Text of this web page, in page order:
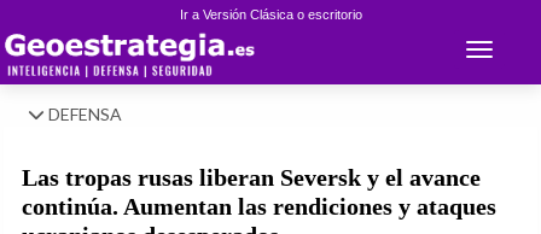
Ir a Versión Clásica o escritorio
Toggle
DEFENSA
Las tropas rusas liberan Seversk y el avance
continúa. Aumentan las rendiciones y ataques